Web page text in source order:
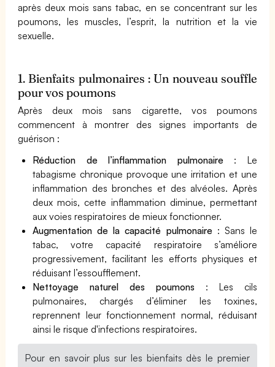
après deux mois sans tabac, en se concentrant sur les
poumons, les muscles, l’esprit, la nutrition et la vie
sexuelle.
1. Bienfaits pulmonaires : Un nouveau souffle
pour vos poumons
Après deux mois sans cigarette, vos poumons
commencent à montrer des signes importants de
guérison :
Réduction de l’inflammation pulmonaire: Le
tabagisme chronique provoque une irritation et une
inflammation des bronches et des alvéoles. Après
deux mois, cette inflammation diminue, permettant
aux voies respiratoires de mieux fonctionner.
Augmentation de la capacité pulmonaire: Sans le
tabac, votre capacité respiratoire s’améliore
progressivement, facilitant les efforts physiques et
réduisant l’essoufflement.
Nettoyage naturel des poumons : Les cils
pulmonaires, chargés d’éliminer les toxines,
reprennent leur fonctionnement normal, réduisant
ainsi le risque d'infections respiratoires.
Pour en savoir plus sur les bienfaits dès le premier